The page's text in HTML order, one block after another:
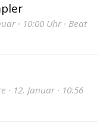
· 10:00 Uhr · Beat
12. Januar · 10:56